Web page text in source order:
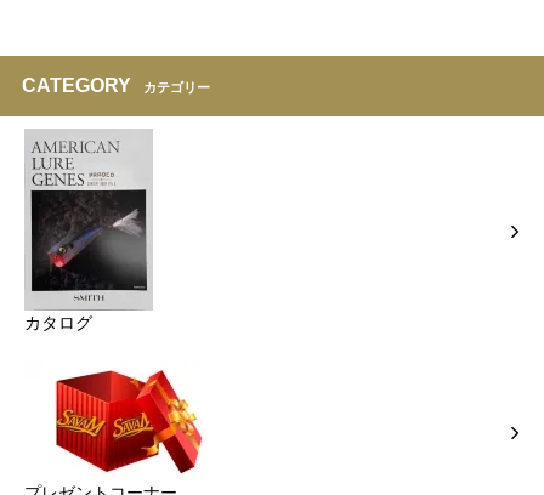
CATEGORY カテゴリー
カタログ